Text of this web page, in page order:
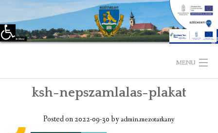
Eszköztár megnyitása
MENU
KEZDŐLAP
TELEPÜLÉSÜNKRŐL
ksh-nepszamlalas-plakat
Posted on2022-09-30byadmin.mezotarkany